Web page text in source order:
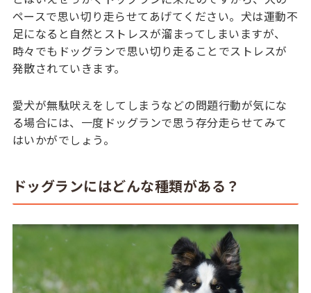
ペースで思い切り走らせてあげてください。犬は運動不
足になると自然とストレスが溜まってしまいますが、
時々でもドッグランで思い切り走ることでストレスが
発散されていきます。
愛犬が無駄吠えをしてしまうなどの問題行動が気にな
る場合には、一度ドッグランで思う存分走らせてみて
はいかがでしょう。
ドッグランにはどんな種類がある？